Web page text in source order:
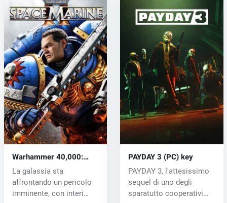
Warhammer 40,000:
Space Marine 2 (PC) key
La galassia sta
affrontando un pericolo
imminente, con interi
PAYDAY 3 (PC) key
PAYDAY 3, l'attesissimo
sequel di uno degli
sparatutto cooperativi